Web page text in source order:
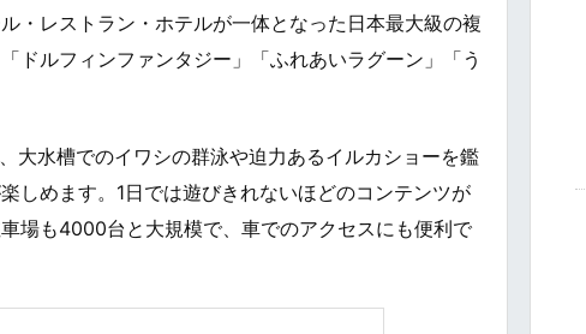
・レストラン・ホテルが一体となった日本最大級の複
ドルフィンファンタジー」「ふれあいラグーン」「う
大水槽でのイワシの群泳や迫力あるイルカショーを鑑
しめます。1日では遊びきれないほどのコンテンツが
場も4000台と大規模で、車でのアクセスにも便利で